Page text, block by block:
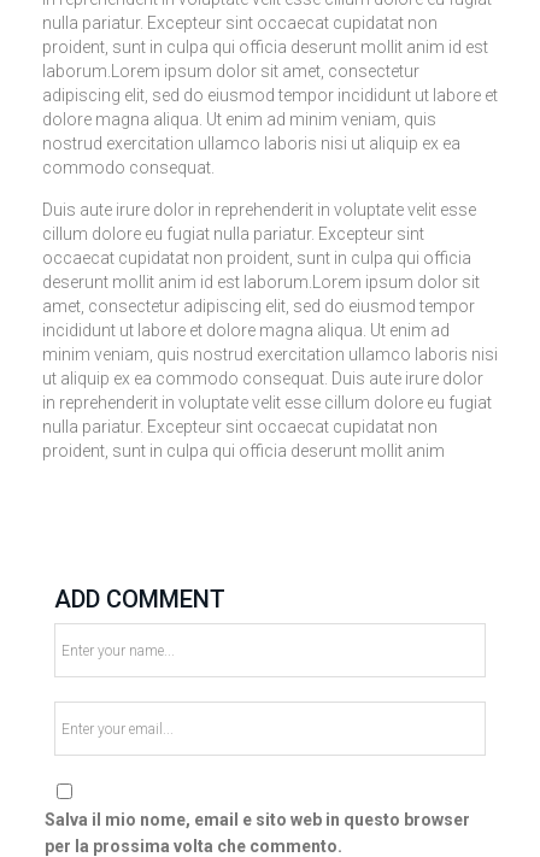
nulla pariatur. Excepteur sint occaecat cupidatat non
proident, sunt in culpa qui officia deserunt mollit anim id est
laborum.Lorem ipsum dolor sit amet, consectetur
adipiscing elit, sed do eiusmod tempor incididunt ut labore et
dolore magna aliqua. Ut enim ad minim veniam, quis
nostrud exercitation ullamco laboris nisi ut aliquip ex ea
commodo consequat.
Duis aute irure dolor in reprehenderit in voluptate velit esse
cillum dolore eu fugiat nulla pariatur. Excepteur sint
occaecat cupidatat non proident, sunt in culpa qui officia
deserunt mollit anim id est laborum.Lorem ipsum dolor sit
amet, consectetur adipiscing elit, sed do eiusmod tempor
incididunt ut labore et dolore magna aliqua. Ut enim ad
minim veniam, quis nostrud exercitation ullamco laboris nisi
ut aliquip ex ea commodo consequat. Duis aute irure dolor
in reprehenderit in voluptate velit esse cillum dolore eu fugiat
nulla pariatur. Excepteur sint occaecat cupidatat non
proident, sunt in culpa qui officia deserunt mollit anim
ADD COMMENT
Salva il mio nome, email e sito web in questo browser
per la prossima volta che commento.